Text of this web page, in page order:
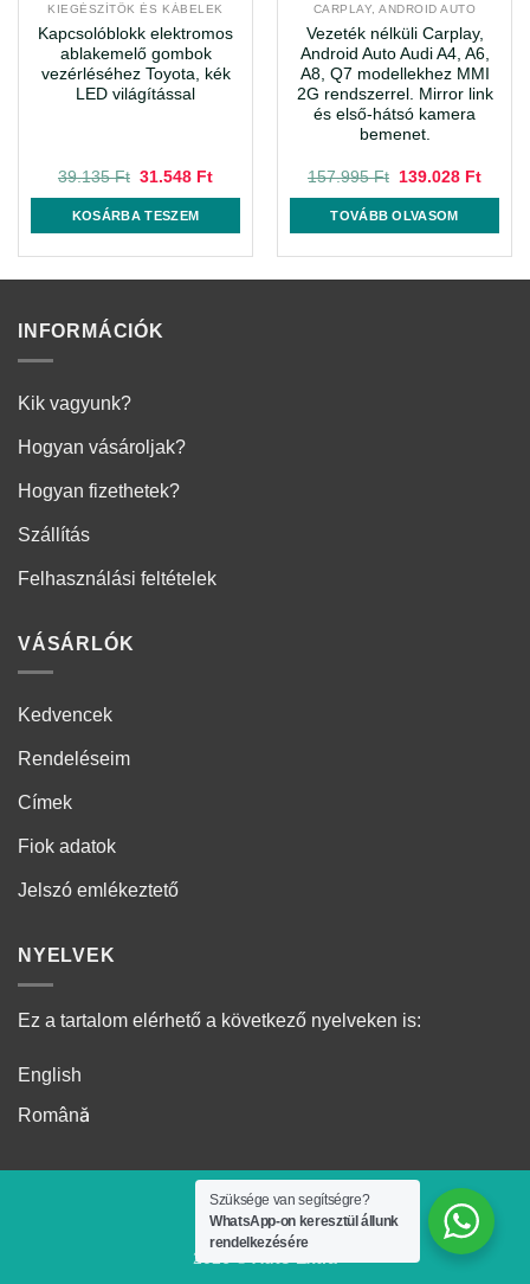
KIEGÉSZÍTÖK ÉS KÁBELEK
Kapcsolóblokk elektromos
ablakemelő gombok
vezérléséhez Toyota, kék
LED világítással
39.135Ft Original
39.135 Ft.
31.548 FtCurrent
KOSÁRBA TESZEM
CARPLAY, ANDROID AUTO
Vezeték nélküli Carplay,
Android Auto Audi A4, A6,
A8, Q7 modellekhez MMI
2G rendszerrel. Mirror link
és első-hátsó kamera
bemenet.
157.995Ft
Original
157.995 Ft.
139.028 Ft
TOVÁBB OLVASOM
INFORMÁCIÓK
Kik vagyunk?
Hogyan vásároljak?
Hogyan fizethetek?
Szállítás
Felhasználási feltételek
VÁSÁRLÓK
Kedvencek
Rendeléseim
Címek
Fiok adatok
Jelszó emlékeztető
NYELVEK
Ez a tartalom elérhető a következő nyelveken is:
English
Română
2026 ©Auto Extra
Szüksége van segítségre?
WhatsApp-on keresztül állunk
rendelkezésére